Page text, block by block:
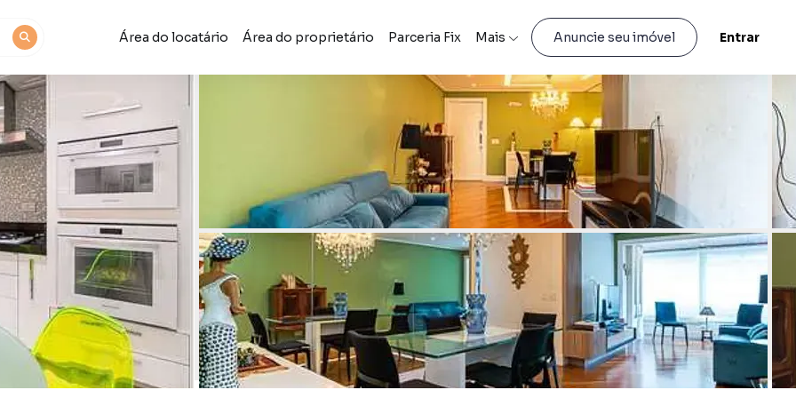
Área do locatário Área do proprietário Parceria Fix Mais Anuncie seu imóvel Entrar